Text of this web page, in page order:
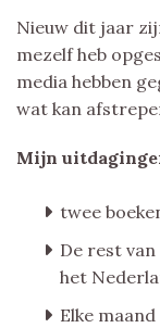
Nieuw dit jaar
mezelf heb
media hebben
wat kan
Mijn
twee
De rest
het
Elke